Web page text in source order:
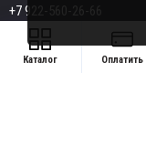
+7 922-560-26-66
Email:
ИП Дёмин Даниил
Каталог Оплатить